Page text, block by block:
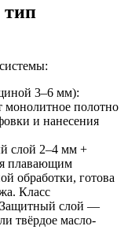
тип
3–6 мм):
монолитное полотно
и нанесения
слой 2–4 мм +
плавающим
обработки, готова
Класс
Защитный слой —
твёрдое масло-